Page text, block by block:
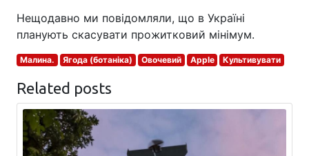
Нещодавно ми повідомляли, що в Україні
планують скасувати прожитковий мінімум.
Малина. Ягода (ботаніка) Овочевий Apple Культивувати
Related posts